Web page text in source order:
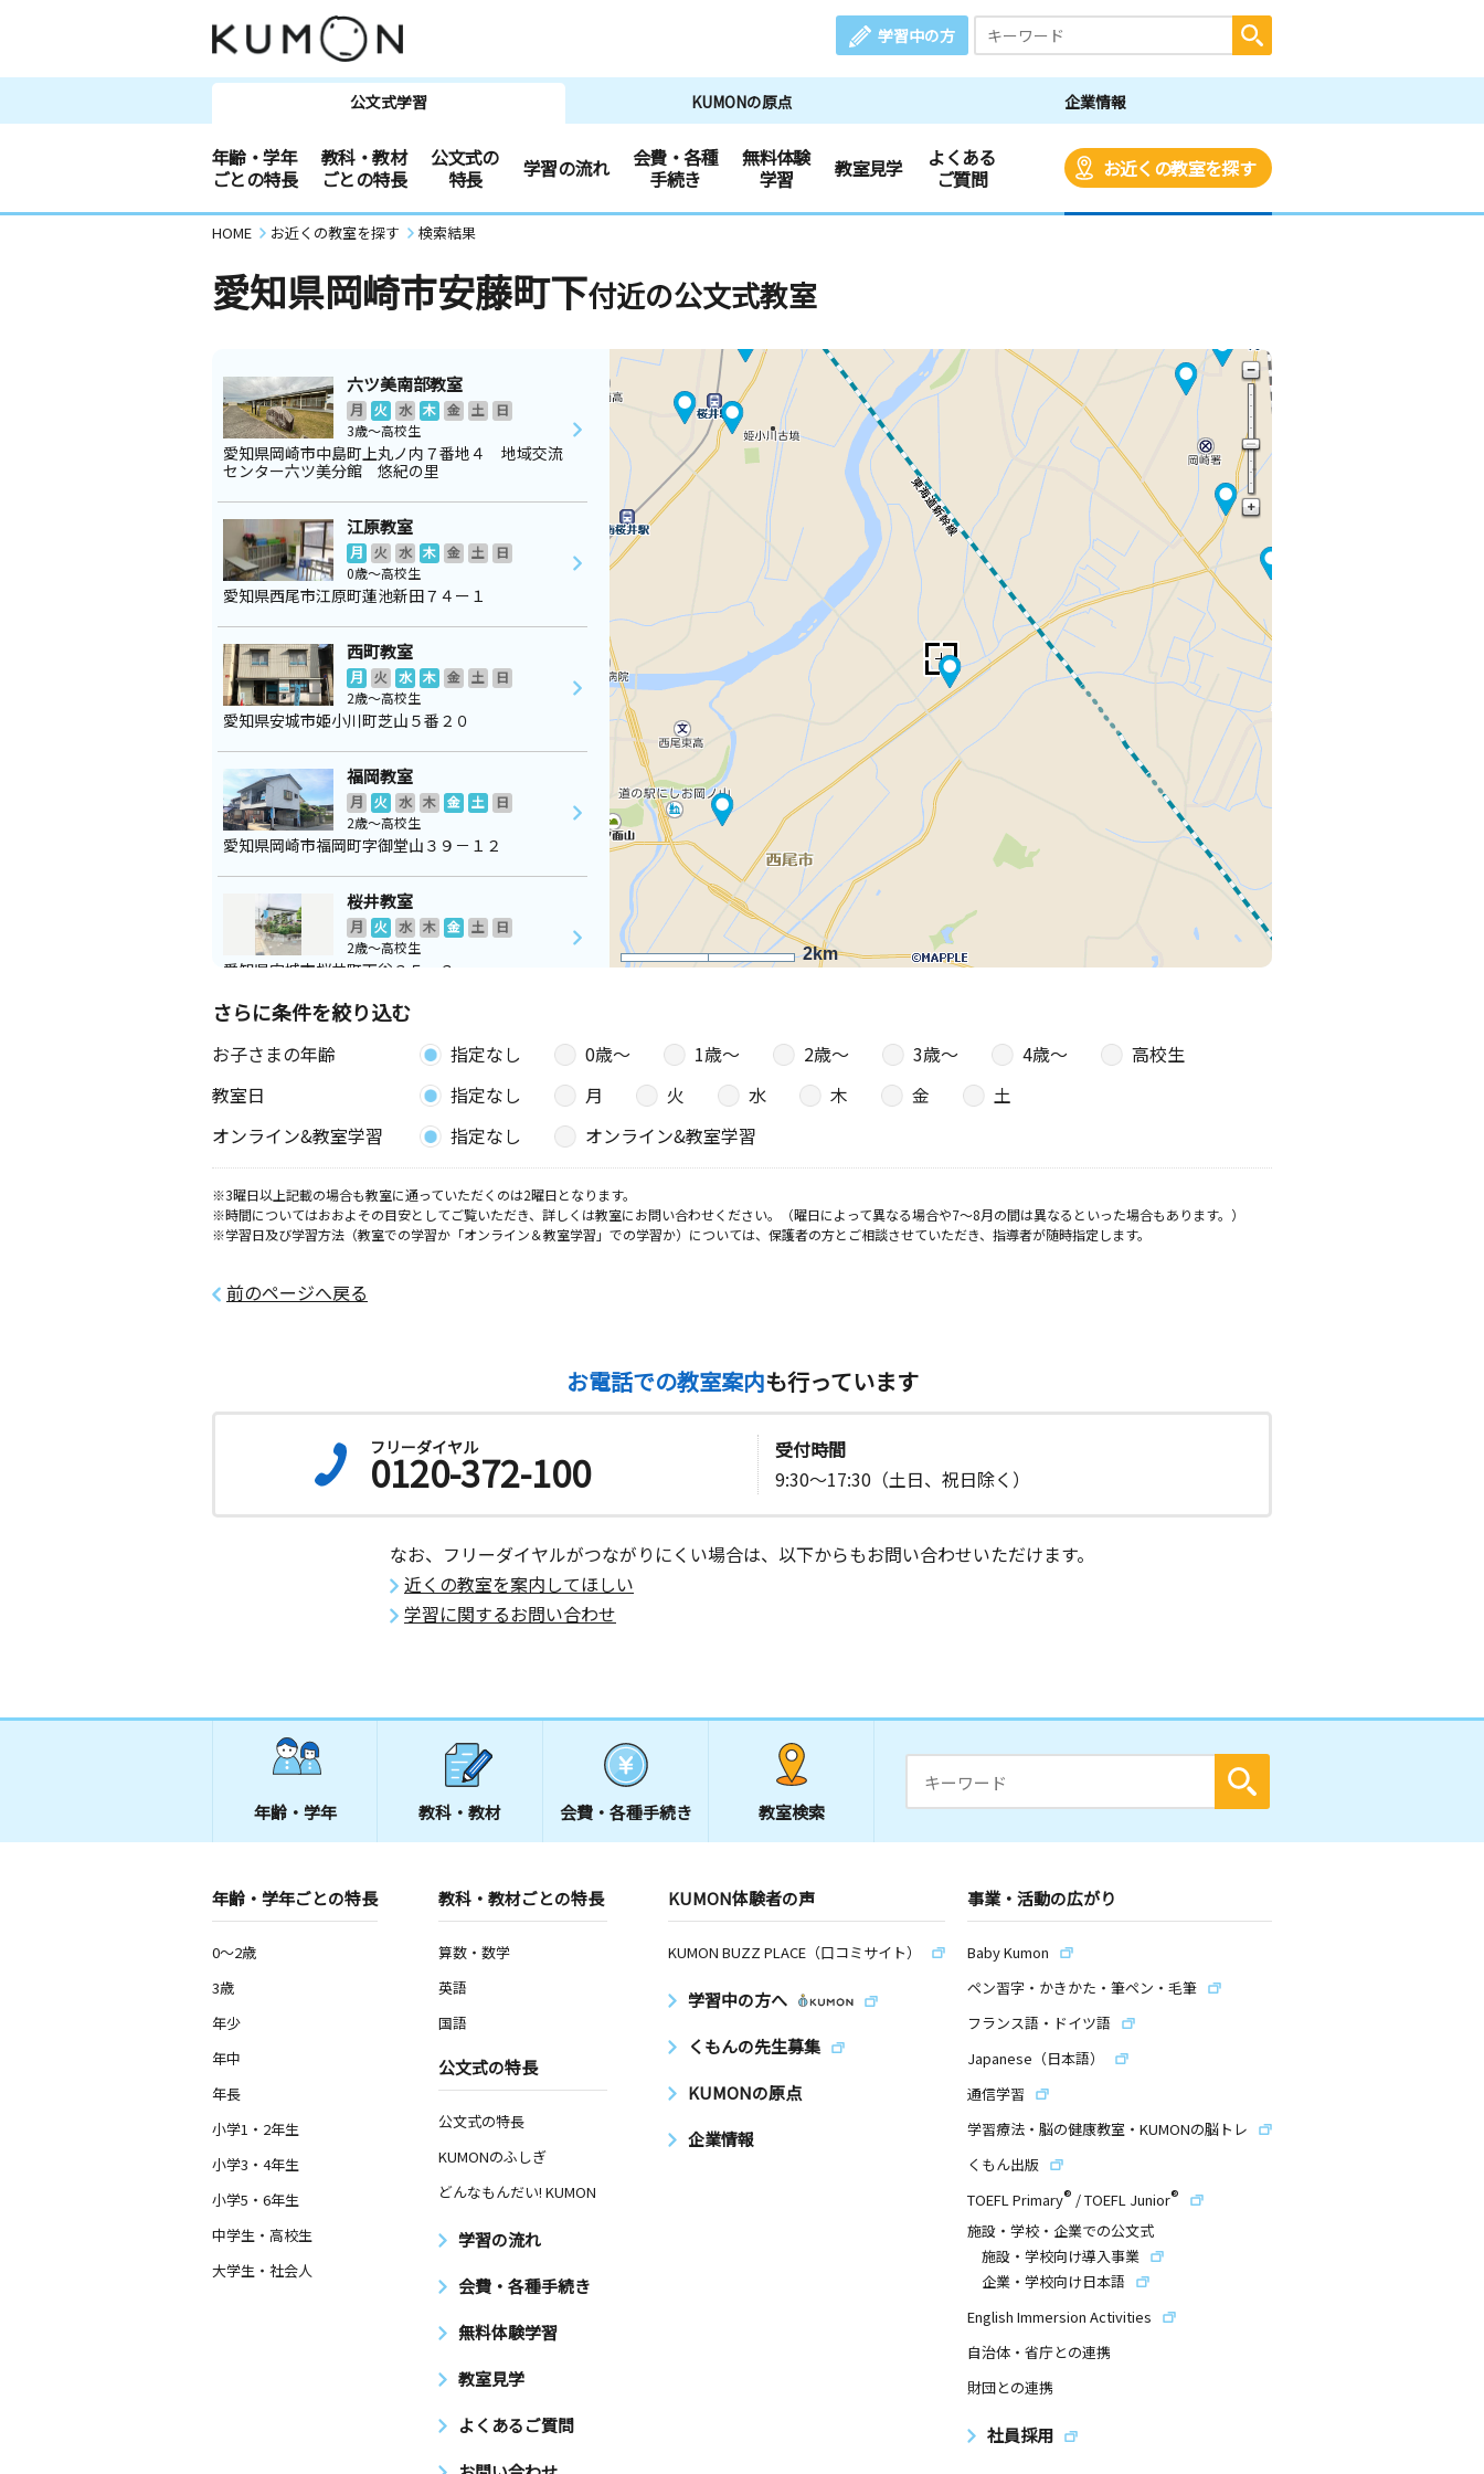
学習中の方
公文式学習 KUMONの原点 企業情報
年齢・学年
ごとの特長
教科・教材
ごとの特長
公文式の
特長
学習の流れ
会費・各種
手続き
無料体験
学習
教室見学
よくある
ご質問
お近くの教室を探す
HOME お近くの教室を探す 検索結果
愛知県岡崎市安藤町下付近の公文式教室
2km
六ツ美南部教室
月 火 水 木 金 土
日
3歳～高校生
愛知県岡崎市中島町上丸ノ内７番地４ 地域交流
センター六ツ美分館 悠紀の里
江原教室
月 火 水 木 金 土
日
0歳～高校生
愛知県西尾市江原町蓮池新田７４ー１
西町教室
月 火 水 木 金 土
日
2歳～高校生
愛知県安城市姫小川町芝山５番２０
福岡教室
月 火 水 木 金 土
日
2歳～高校生
愛知県岡崎市福岡町字御堂山３９－１２
桜井教室
月 火 水 木 金 土
日
2歳～高校生
愛知県安城市桜井町下谷３５－３
桜井西教室
木 金 土 日
愛知県安城市桜井町桜西２丁目１３－８ 桜西公
井内町教室
月 火 水 木 金 土
日
2歳～中学生
愛知県岡崎市井内町上堤１３番地１ オアシス１
岡崎柱教室
火 水 木 金 土 日
0歳～高校生
さらに条件を絞り込む
お子さまの年齢 指定なし 0歳〜 1歳〜 2歳〜 3歳〜 4歳〜
高校生
教室日
指定なし 月 火 水 木 金
土
オンライン&教室学習
指定なし オンライン&教室学習
※3曜日以上記載の場合も教室に通っていただくのは2曜日となります。
※時間についてはおおよその目安としてご覧いただき、詳しくは教室にお問い合わせください。（曜日によって異なる場合や7～8月の間は異なるといった場合もあります。）
※学習日及び学習方法（教室での学習か「オンライン＆教室学習」での学習か）については、保護者の方とご相談させていただき、指導者が随時指定します。
前のページへ戻る
お電話での教室案内も行っています
フリーダイヤル
0120-372-100
受付時間
9:30～17:30（土日、祝日除く）
なお、フリーダイヤルがつながりにくい場合は、以下からもお問い合わせいただけます。
近くの教室を案内してほしい
学習に関するお問い合わせ
年齢・学年 教科・教材 会費・ 各種手続き 教室検索
年齢・学年ごとの特長
0～2歳
3歳
年少
年中
年長
小学1・2年生
小学3・4年生
小学5・6年生
中学生・高校生
大学生・社会人
教科・教材ごとの特長
算数・数学
英語
国語
公文式の特長
公文式の特長
KUMONのふしぎ
どんなもんだい! KUMON
学習の流れ
会費・各種手続き
無料体験学習
教室見学
よくあるご質問
KUMON体験者の声
KUMON BUZZ PLACE（口コミサイト）
学習中の方へ
くもんの先生募集
KUMONの原点
企業情報
事業・活動の広がり
Baby Kumon
ペン習字・かきかた・筆ペン・毛筆
フランス語・ドイツ語
Japanese（日本語）
通信学習
学習療法・脳の健康教室・KUMONの脳トレ
くもん出版
TOEFL Primary® /TOEFL Junior®
施設・学校・企業での公文式
施設・学校向け導入事業
企業・学校向け日本語
English Immersion Activities
自治体・省庁との連携
財団との連携
社員採用